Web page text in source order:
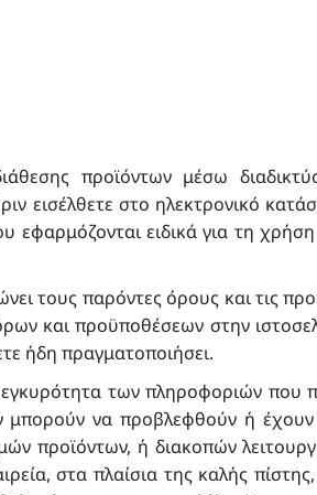
προϊόντων μέσω
στο ηλεκτρονικό
ειδικά για τη
τους παρόντες όρους και τις
και προϋποθέσεων στην
ήδη πραγματοποιήσει.
των πληροφοριών που
να προβλεφθούν ή
ή διακοπών
στα πλαίσια της καλής